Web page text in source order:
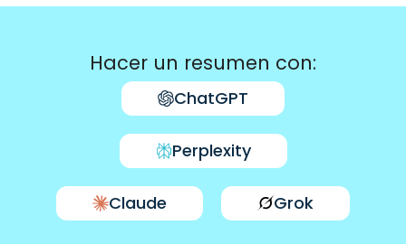
Hacer un resumen con:
ChatGPT
Perplexity
Claude Grok